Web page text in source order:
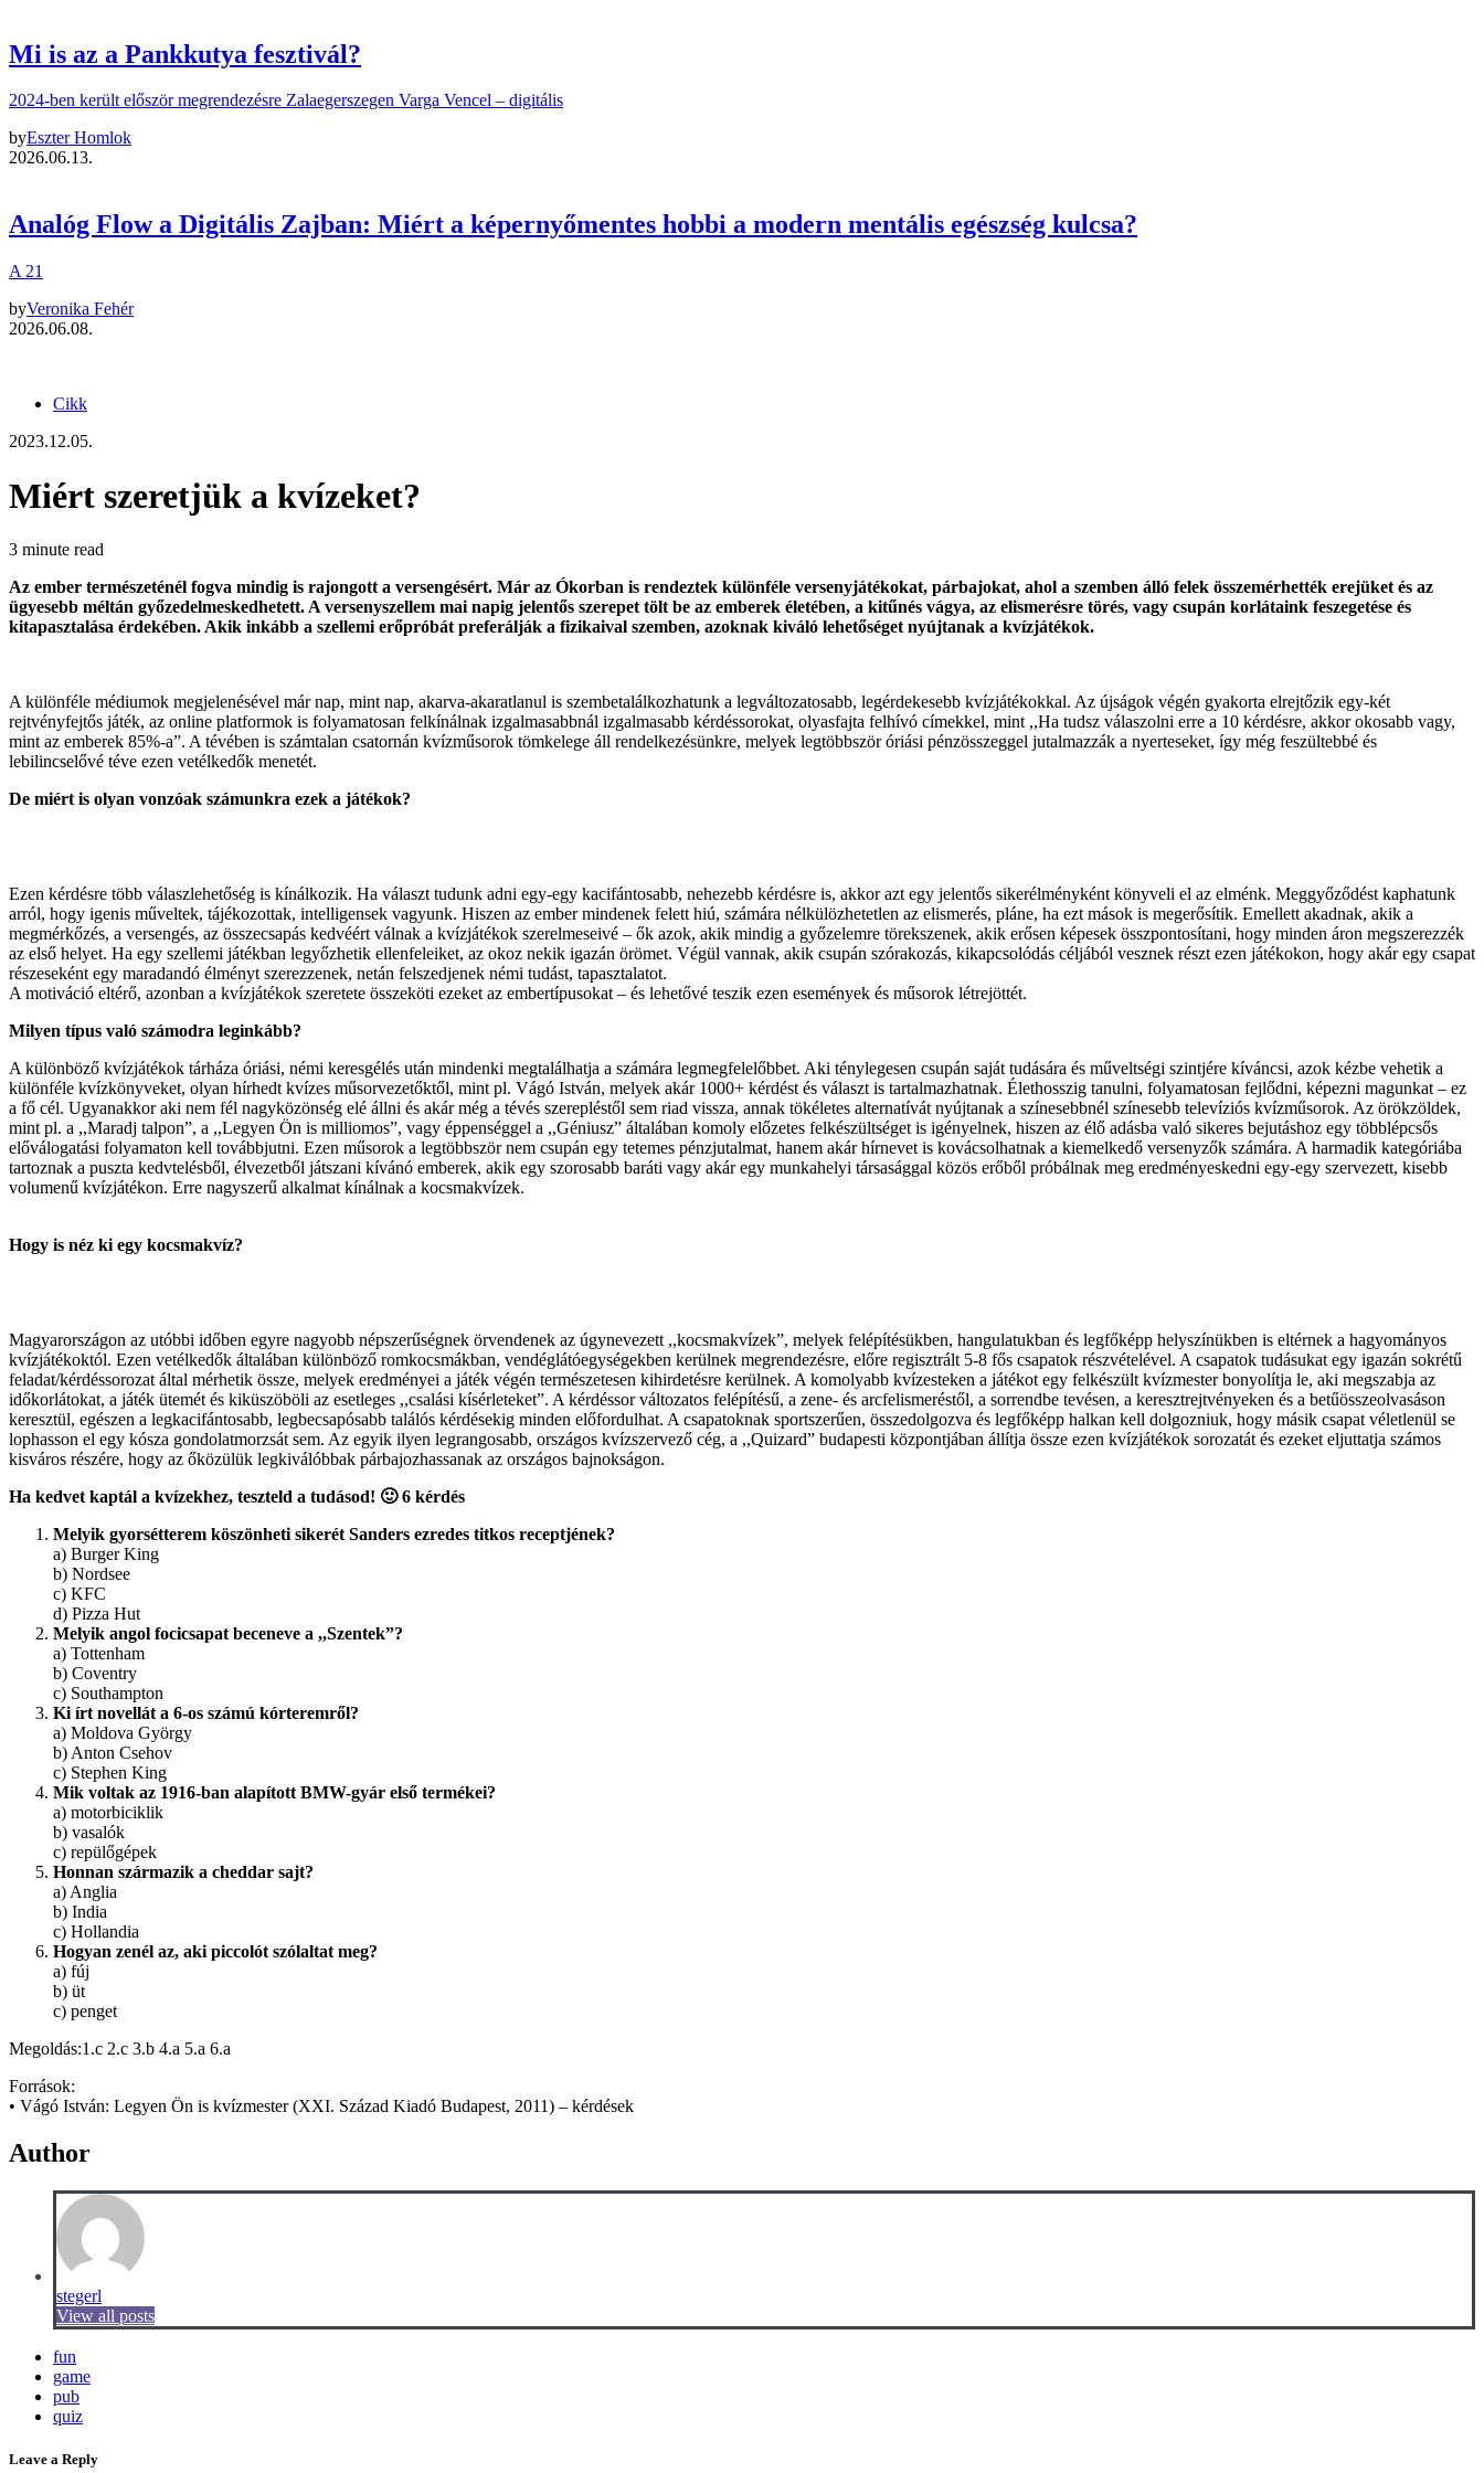
Mi is az a Pankkutya fesztivál?
2024-ben került először megrendezésre Zalaegerszegen Varga Vencel – digitális
byEszter Homlok
2026.06.13.
Analóg Flow a Digitális Zajban: Miért a képernyőmentes hobbi a modern mentális egészség kulcsa?
A 21
byVeronika Fehér
2026.06.08.
Cikk
2023.12.05.
Miért szeretjük a kvízeket?
3 minute read
Az ember természeténél fogva mindig is rajongott a versengésért. Már az Ókorban is rendeztek különféle versenyjátékokat, párbajokat, ahol a szemben álló felek összemérhették erejüket és az
ügyesebb méltán győzedelmeskedhetett. A versenyszellem mai napig jelentős szerepet tölt be az emberek életében, a kitűnés vágya, az elismerésre törés, vagy csupán korlátaink feszegetése és
kitapasztalása érdekében. Akik inkább a szellemi erőpróbát preferálják a fizikaival szemben, azoknak kiváló lehetőséget nyújtanak a kvízjátékok.
A különféle médiumok megjelenésével már nap, mint nap, akarva-akaratlanul is szembetalálkozhatunk a legváltozatosabb, legérdekesebb kvízjátékokkal. Az újságok végén gyakorta elrejtőzik egy-két
rejtvényfejtős játék, az online platformok is folyamatosan felkínálnak izgalmasabbnál izgalmasabb kérdéssorokat, olyasfajta felhívó címekkel, mint ,,Ha tudsz válaszolni erre a 10 kérdésre, akkor okosabb vagy,
mint az emberek 85%-a”. A tévében is számtalan csatornán kvízműsorok tömkelege áll rendelkezésünkre, melyek legtöbbször óriási pénzösszeggel jutalmazzák a nyerteseket, így még feszültebbé és
lebilincselővé téve ezen vetélkedők menetét.
De miért is olyan vonzóak számunkra ezek a játékok?
Ezen kérdésre több válaszlehetőség is kínálkozik. Ha választ tudunk adni egy-egy kacifántosabb, nehezebb kérdésre is, akkor azt egy jelentős sikerélményként könyveli el az elménk. Meggyőződést kaphatunk
arról, hogy igenis műveltek, tájékozottak, intelligensek vagyunk. Hiszen az ember mindenek felett hiú, számára nélkülözhetetlen az elismerés, pláne, ha ezt mások is megerősítik. Emellett akadnak, akik a
megmérkőzés, a versengés, az összecsapás kedvéért válnak a kvízjátékok szerelmeseivé – ők azok, akik mindig a győzelemre törekszenek, akik erősen képesek összpontosítani, hogy minden áron megszerezzék
az első helyet. Ha egy szellemi játékban legyőzhetik ellenfeleiket, az okoz nekik igazán örömet. Végül vannak, akik csupán szórakozás, kikapcsolódás céljából vesznek részt ezen játékokon, hogy akár egy csapat
részeseként egy maradandó élményt szerezzenek, netán felszedjenek némi tudást, tapasztalatot.
A motiváció eltérő, azonban a kvízjátékok szeretete összeköti ezeket az embertípusokat – és lehetővé teszik ezen események és műsorok létrejöttét.
Milyen típus való számodra leginkább?
A különböző kvízjátékok tárháza óriási, némi keresgélés után mindenki megtalálhatja a számára legmegfelelőbbet. Aki ténylegesen csupán saját tudására és műveltségi szintjére kíváncsi, azok kézbe vehetik a
különféle kvízkönyveket, olyan hírhedt kvízes műsorvezetőktől, mint pl. Vágó István, melyek akár 1000+ kérdést és választ is tartalmazhatnak. Élethosszig tanulni, folyamatosan fejlődni, képezni magunkat – ez
a fő cél. Ugyanakkor aki nem fél nagyközönség elé állni és akár még a tévés szerepléstől sem riad vissza, annak tökéletes alternatívát nyújtanak a színesebbnél színesebb televíziós kvízműsorok. Az örökzöldek,
mint pl. a ,,Maradj talpon”, a ,,Legyen Ön is milliomos”, vagy éppenséggel a ,,Géniusz” általában komoly előzetes felkészültséget is igényelnek, hiszen az élő adásba való sikeres bejutáshoz egy többlépcsős
előválogatási folyamaton kell továbbjutni. Ezen műsorok a legtöbbször nem csupán egy tetemes pénzjutalmat, hanem akár hírnevet is kovácsolhatnak a kiemelkedő versenyzők számára. A harmadik kategóriába
tartoznak a puszta kedvtelésből, élvezetből játszani kívánó emberek, akik egy szorosabb baráti vagy akár egy munkahelyi társasággal közös erőből próbálnak meg eredményeskedni egy-egy szervezett, kisebb
volumenű kvízjátékon. Erre nagyszerű alkalmat kínálnak a kocsmakvízek.
Hogy is néz ki egy kocsmakvíz?
Magyarországon az utóbbi időben egyre nagyobb népszerűségnek örvendenek az úgynevezett ,,kocsmakvízek”, melyek felépítésükben, hangulatukban és legfőképp helyszínükben is eltérnek a hagyományos
kvízjátékoktól. Ezen vetélkedők általában különböző romkocsmákban, vendéglátóegységekben kerülnek megrendezésre, előre regisztrált 5-8 fős csapatok részvételével. A csapatok tudásukat egy igazán sokrétű
feladat/kérdéssorozat által mérhetik össze, melyek eredményei a játék végén természetesen kihirdetésre kerülnek. A komolyabb kvízesteken a játékot egy felkészült kvízmester bonyolítja le, aki megszabja az
időkorlátokat, a játék ütemét és kiküszöböli az esetleges ,,csalási kísérleteket”. A kérdéssor változatos felépítésű, a zene- és arcfelismeréstől, a sorrendbe tevésen, a keresztrejtvényeken és a betűösszeolvasáson
keresztül, egészen a legkacifántosabb, legbecsapósabb találós kérdésekig minden előfordulhat. A csapatoknak sportszerűen, összedolgozva és legfőképp halkan kell dolgozniuk, hogy másik csapat véletlenül se
lophasson el egy kósza gondolatmorzsát sem. Az egyik ilyen legrangosabb, országos kvízszervező cég, a ,,Quizard” budapesti központjában állítja össze ezen kvízjátékok sorozatát és ezeket eljuttatja számos
kisváros részére, hogy az őközülük legkiválóbbak párbajozhassanak az országos bajnokságon.
Ha kedvet kaptál a kvízekhez, teszteld a tudásod! 🙂 6 kérdés
Melyik gyorsétterem köszönheti sikerét Sanders ezredes titkos receptjének?
a) Burger King
b) Nordsee
c) KFC
d) Pizza Hut
Melyik angol focicsapat beceneve a ,,Szentek”?
a) Tottenham
b) Coventry
c) Southampton
Ki írt novellát a 6-os számú kórteremről?
a) Moldova György
b) Anton Csehov
c) Stephen King
Mik voltak az 1916-ban alapított BMW-gyár első termékei?
a) motorbiciklik
b) vasalók
c) repülőgépek
Honnan származik a cheddar sajt?
a) Anglia
b) India
c) Hollandia
Hogyan zenél az, aki piccolót szólaltat meg?
a) fúj
b) üt
c) penget
Megoldás:1.c 2.c 3.b 4.a 5.a 6.a
Források:
• Vágó István: Legyen Ön is kvízmester (XXI. Század Kiadó Budapest, 2011) – kérdések
Author
stegerl
View all posts
fun
game
pub
quiz
Leave a Reply